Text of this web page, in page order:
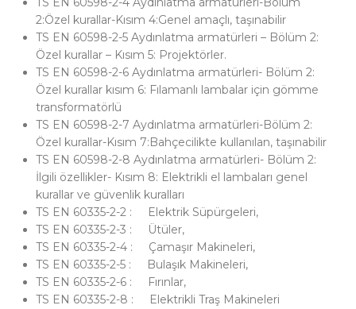
2:Özel kurallar-Kısım 4:Genel amaçlı, taşınabilir
TS EN 60598-2-5 Aydınlatma armatürleri – Bölüm 2:
Özel kurallar – Kısım 5: Projektörler.
TS EN 60598-2-6 Aydınlatma armatürleri- Bölüm 2:
Özel kurallar kısım 6: Fılamanlı lambalar için gömme
transformatörlü
TS EN 60598-2-7 Aydınlatma armatürleri-Bölüm 2:
Özel kurallar-Kısım 7:Bahçecilikte kullanılan, taşınabilir
TS EN 60598-2-8 Aydınlatma armatürleri- Bölüm 2:
İlgili özellikler- Kısım 8: Elektrikli el lambaları genel
kurallar ve güvenlik kuralları
TS EN 60335-2-2 : Elektrik Süpürgeleri,
TS EN 60335-2-3 : Ütüler,
TS EN 60335-2-4 : Çamaşır Makineleri,
TS EN 60335-2-5 : Bulaşık Makineleri,
TS EN 60335-2-6 : Fırınlar,
TS EN 60335-2-8 : Elektrikli Traş Makineleri